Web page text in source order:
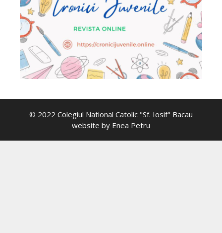
© 2022 Colegiul National Catolic "Sf. Iosif" Bacau
website by Enea Petru